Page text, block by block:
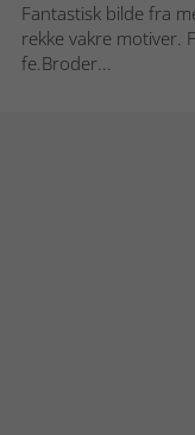
Fantastisk bilde fra
rekke vakre motiver.
fe.Broder...